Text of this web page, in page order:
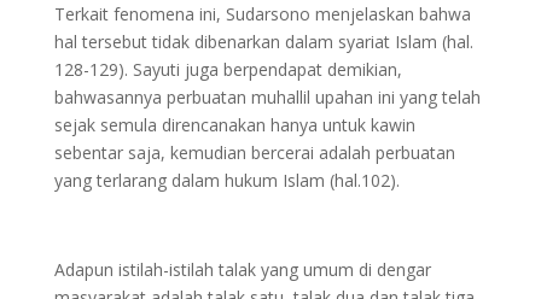
Terkait fenomena ini, Sudarsono menjelaskan bahwa
hal tersebut tidak dibenarkan dalam syariat Islam (hal.
128-129). Sayuti juga berpendapat demikian,
bahwasannya perbuatan muhallil upahan ini yang telah
sejak semula direncanakan hanya untuk kawin
sebentar saja, kemudian bercerai adalah perbuatan
yang terlarang dalam hukum Islam (hal.102).
Adapun istilah-istilah talak yang umum di dengar